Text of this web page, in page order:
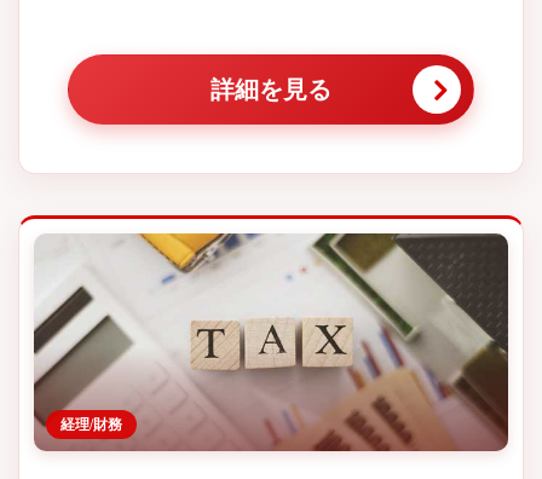
詳細を見る
経理/財務